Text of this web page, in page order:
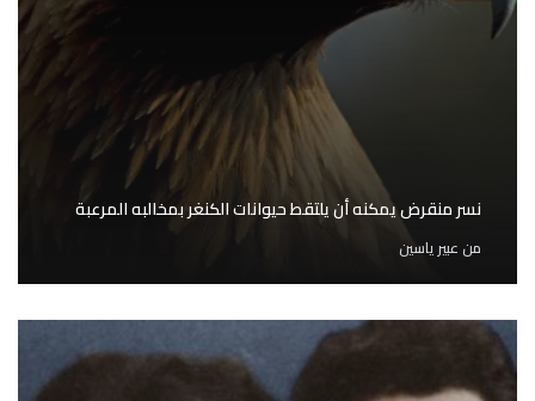
نسر منقرض يمكنه أن يلتقط حيوانات الكنغر بمخالبه المرعبة
من عبير ياسين